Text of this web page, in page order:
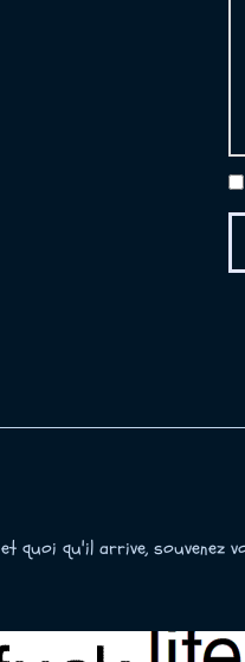
et quoi qu'il arrive, souvenez